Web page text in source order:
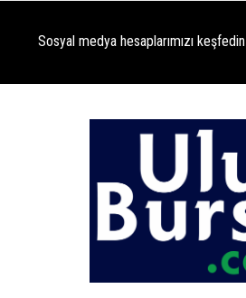
Sosyal medya hesaplarımızı keşfedin